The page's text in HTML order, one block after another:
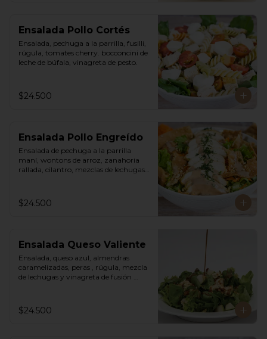
Ensalada Pollo Cortés
Ensalada, pechuga a la parrilla, fusilli,
rúgula, tomates cherry. bocconcini de
leche de búfala, vinagreta de pesto.
$24.500
Ensalada Pollo Engreído
Ensalada de pechuga a la parrilla
maní, wontons de arroz, zanahoria
rallada, cilantro, mezclas de lechugas,
$24.500
Ensalada Queso Valiente
Ensalada, queso azul, almendras
caramelizadas, peras , rúgula, mezcla
de lechugas y vinagreta de fusión
$24.500